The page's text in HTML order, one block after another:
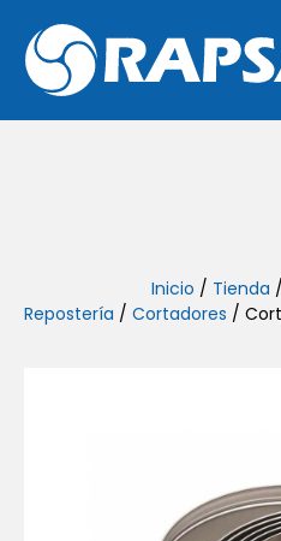
Inicio / Tienda /
Repostería / Cortadores /